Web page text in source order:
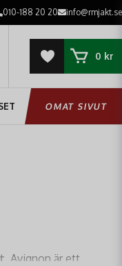
010-188 20 20 info@rmjakt.se
0 kr
OMAT SIVUT
. Avignon är ett